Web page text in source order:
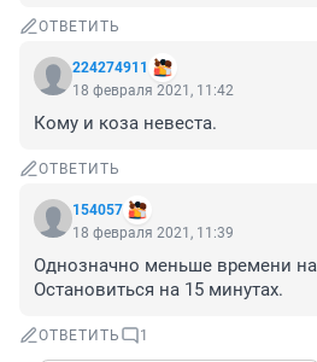
ОТВЕТИТЬ
224274911
18 февраля 2021, 11:42
Кому и коза невеста.
ОТВЕТИТЬ
154057
18 февраля 2021, 11:39
Однозначно меньше времени
Остановиться на 15 минутах.
ОТВЕТИТЬ 1